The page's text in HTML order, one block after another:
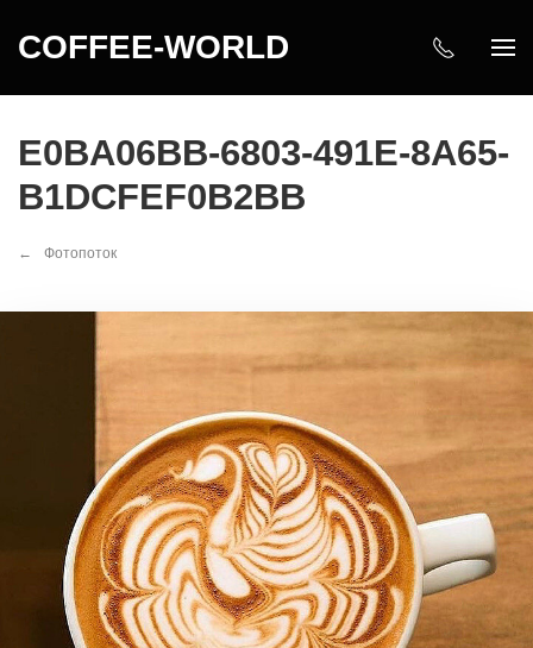
COFFEE-WORLD
E0BA06BB-6803-491E-8A65-
B1DCFEF0B2BB
Фотопоток